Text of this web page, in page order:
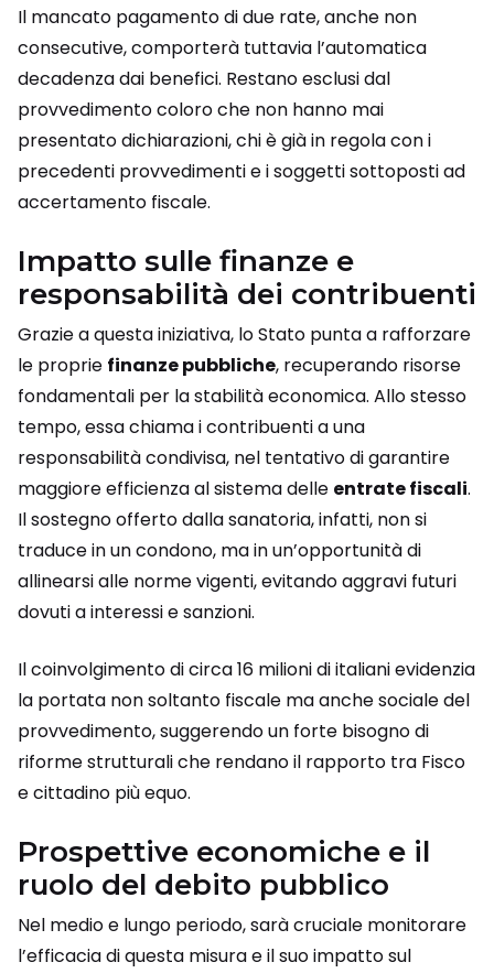
Il mancato pagamento di due rate, anche non
consecutive, comporterà tuttavia l’automatica
decadenza dai benefici. Restano esclusi dal
provvedimento coloro che non hanno mai
presentato dichiarazioni, chi è già in regola con i
precedenti provvedimenti e i soggetti sottoposti ad
accertamento fiscale.
Impatto sulle finanze e
responsabilità dei contribuenti
Grazie a questa iniziativa, lo Stato punta a rafforzare
le proprie finanze pubbliche, recuperando risorse
fondamentali per la stabilità economica. Allo stesso
tempo, essa chiama i contribuenti a una
responsabilità condivisa, nel tentativo di garantire
maggiore efficienza al sistema delle entrate fiscali.
Il sostegno offerto dalla sanatoria, infatti, non si
traduce in un condono, ma in un’opportunità di
allinearsi alle norme vigenti, evitando aggravi futuri
dovuti a interessi e sanzioni.
Il coinvolgimento di circa 16 milioni di italiani evidenzia
la portata non soltanto fiscale ma anche sociale del
provvedimento, suggerendo un forte bisogno di
riforme strutturali che rendano il rapporto tra Fisco
e cittadino più equo.
Prospettive economiche e il
ruolo del debito pubblico
Nel medio e lungo periodo, sarà cruciale monitorare
l’efficacia di questa misura e il suo impatto sul